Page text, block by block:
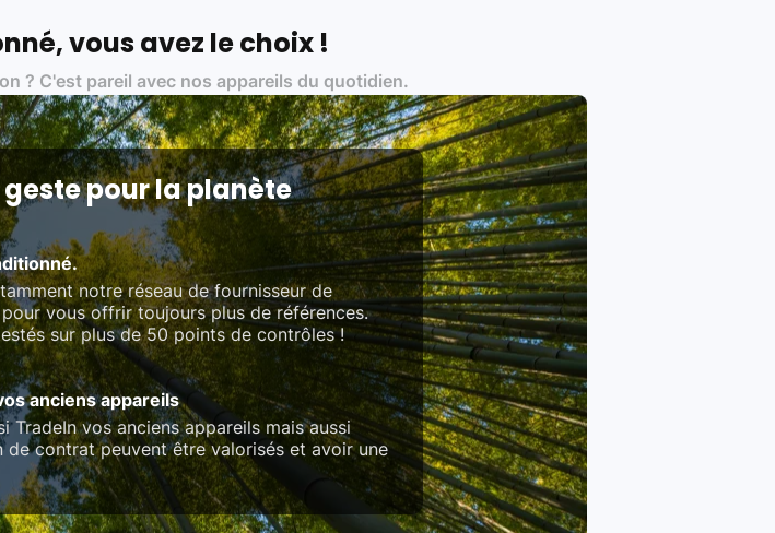
à 100 points de contrôle en fonction des produits)
(bonus réparation)
vous avez le choix !
? C'est pareil avec nos appareils du quotidien.
pour la planète
notre réseau de fournisseur de
vous offrir toujours plus de références.
sur plus de 50 points de contrôles !
anciens appareils
TradeIn vos anciens appareils mais aussi
de contrat peuvent être valorisés et avoir une